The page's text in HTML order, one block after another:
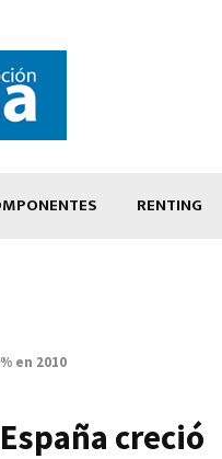
RENTING
en 2010
creció